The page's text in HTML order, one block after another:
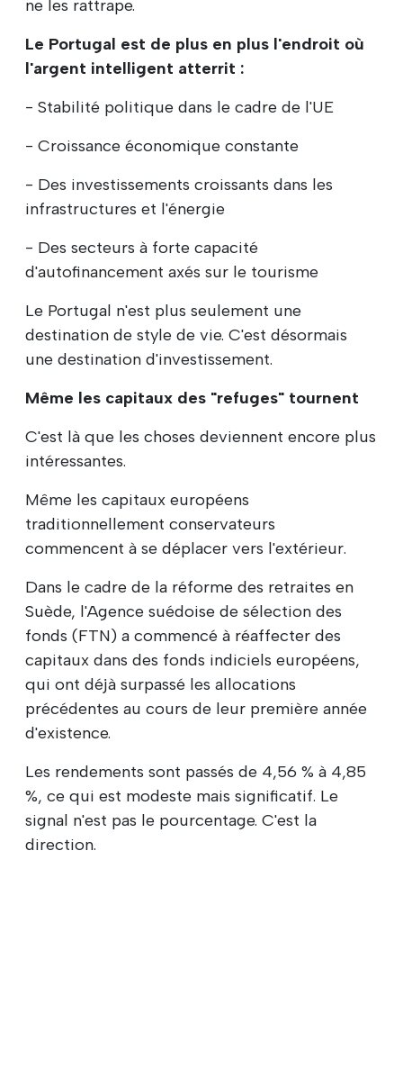
ne les rattrape.
Le Portugal est de plus en plus l'endroit où
l'argent intelligent atterrit :
- Stabilité politique dans le cadre de l'UE
- Croissance économique constante
- Des investissements croissants dans les
infrastructures et l'énergie
- Des secteurs à forte capacité
d'autofinancement axés sur le tourisme
Le Portugal n'est plus seulement une
destination de style de vie. C'est désormais
une destination d'investissement.
Même les capitaux des "refuges" tournent
C'est là que les choses deviennent encore plus
intéressantes.
Même les capitaux européens
traditionnellement conservateurs
commencent à se déplacer vers l'extérieur.
Dans le cadre de la réforme des retraites en
Suède, l'Agence suédoise de sélection des
fonds (FTN) a commencé à réaffecter des
capitaux dans des fonds indiciels européens,
qui ont déjà surpassé les allocations
précédentes au cours de leur première année
d'existence.
Les rendements sont passés de 4,56 % à 4,85
%, ce qui est modeste mais significatif. Le
signal n'est pas le pourcentage. C'est la
direction.